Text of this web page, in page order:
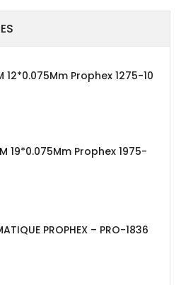
12*0.075Mm Prophex 1275-10
19*0.075Mm Prophex 1975-
PROPHEX – PRO-1836